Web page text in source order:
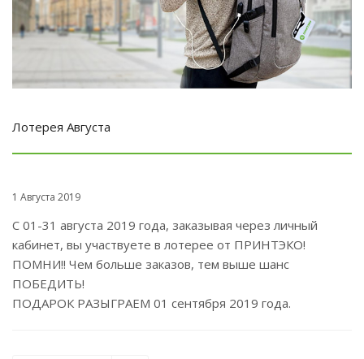
Лотерея Августа
1 Августа 2019
С 01-31 августа 2019 года, заказывая через личный
кабинет, вы участвуете в лотерее от ПРИНТЭКО!
ПОМНИ!! Чем больше заказов, тем выше шанс
ПОБЕДИТЬ!
ПОДАРОК РАЗЫГРАЕМ 01 сентября 2019 года.